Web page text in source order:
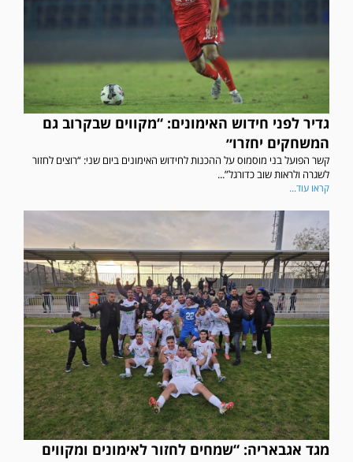
גדיר לפני חידוש האימונים: “מקווים שבקרוב גם
המשחקים יחזרו״
קשר הפועל בני מוסמוס על ההכנות לחידוש האימונים ביום שני: “רוצים לחזור
לשגרה ולראות שוב כדורגל”...
קראו עוד...
מגד אגבאריה: “שמחים לחזור לאימונים ומקווים